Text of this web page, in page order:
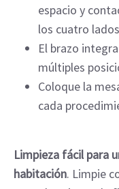
espacio y
los cuatro lados
El brazo
múltiples
Coloque la
cada
Limpieza fácil para
habitación. Limpie